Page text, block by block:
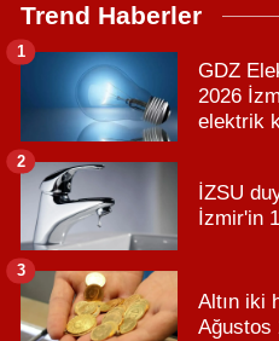
Trend Haberler
GDZ
2026
elektrik
1
İZSU
İzmir'in
2
Altın iki
Ağustos
3